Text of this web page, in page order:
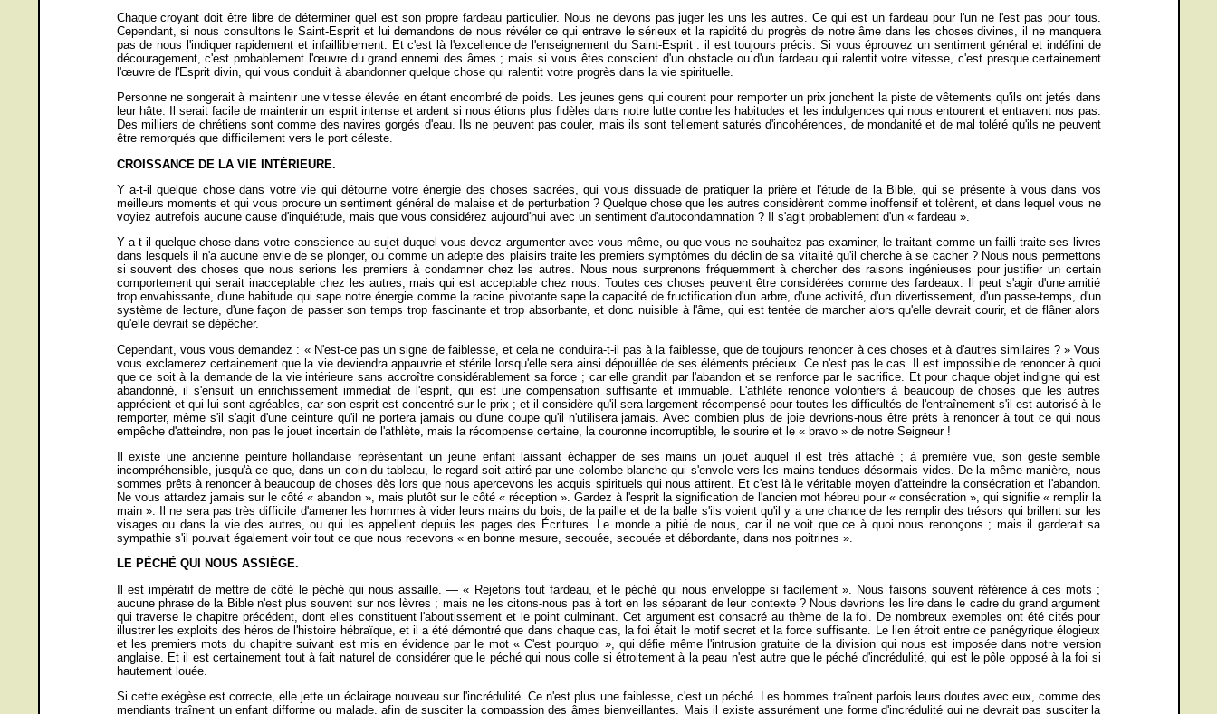
Chaque croyant doit être libre de déterminer quel est son propre fardeau particulier. Nous ne devons pas juger les uns les autres. Ce qui est un fardeau pour l'un ne l'est pas pour tous.
Cependant, si nous consultons le Saint-Esprit et lui demandons de nous révéler ce qui entrave le sérieux et la rapidité du progrès de notre âme dans les choses divines, il ne manquera
pas de nous l'indiquer rapidement et infailliblement. Et c'est là l'excellence de l'enseignement du Saint-Esprit : il est toujours précis. Si vous éprouvez un sentiment général et indéfini de
découragement, c'est probablement l'œuvre du grand ennemi des âmes ; mais si vous êtes conscient d'un obstacle ou d'un fardeau qui ralentit votre vitesse, c'est presque certainement
l'œuvre de l'Esprit divin, qui vous conduit à abandonner quelque chose qui ralentit votre progrès dans la vie spirituelle.
Personne ne songerait à maintenir une vitesse élevée en étant encombré de poids. Les jeunes gens qui courent pour remporter un prix jonchent la piste de vêtements qu'ils ont jetés dans
leur hâte. Il serait facile de maintenir un esprit intense et ardent si nous étions plus fidèles dans notre lutte contre les habitudes et les indulgences qui nous entourent et entravent nos pas.
Des milliers de chrétiens sont comme des navires gorgés d'eau. Ils ne peuvent pas couler, mais ils sont tellement saturés d'incohérences, de mondanité et de mal toléré qu'ils ne peuvent
être remorqués que difficilement vers le port céleste.
CROISSANCE DE LA VIE INTÉRIEURE.
Y a-t-il quelque chose dans votre vie qui détourne votre énergie des choses sacrées, qui vous dissuade de pratiquer la prière et l'étude de la Bible, qui se présente à vous dans vos
meilleurs moments et qui vous procure un sentiment général de malaise et de perturbation ? Quelque chose que les autres considèrent comme inoffensif et tolèrent, et dans lequel vous ne
voyiez autrefois aucune cause d'inquiétude, mais que vous considérez aujourd'hui avec un sentiment d'autocondamnation ? Il s'agit probablement d'un « fardeau ».
Y a-t-il quelque chose dans votre conscience au sujet duquel vous devez argumenter avec vous-même, ou que vous ne souhaitez pas examiner, le traitant comme un failli traite ses livres
dans lesquels il n'a aucune envie de se plonger, ou comme un adepte des plaisirs traite les premiers symptômes du déclin de sa vitalité qu'il cherche à se cacher ? Nous nous permettons
si souvent des choses que nous serions les premiers à condamner chez les autres. Nous nous surprenons fréquemment à chercher des raisons ingénieuses pour justifier un certain
comportement qui serait inacceptable chez les autres, mais qui est acceptable chez nous. Toutes ces choses peuvent être considérées comme des fardeaux. Il peut s'agir d'une amitié
trop envahissante, d'une habitude qui sape notre énergie comme la racine pivotante sape la capacité de fructification d'un arbre, d'une activité, d'un divertissement, d'un passe-temps, d'un
système de lecture, d'une façon de passer son temps trop fascinante et trop absorbante, et donc nuisible à l'âme, qui est tentée de marcher alors qu'elle devrait courir, et de flâner alors
qu'elle devrait se dépêcher.
Cependant, vous vous demandez : « N'est-ce pas un signe de faiblesse, et cela ne conduira-t-il pas à la faiblesse, que de toujours renoncer à ces choses et à d'autres similaires ? » Vous
vous exclamerez certainement que la vie deviendra appauvrie et stérile lorsqu'elle sera ainsi dépouillée de ses éléments précieux. Ce n'est pas le cas. Il est impossible de renoncer à quoi
que ce soit à la demande de la vie intérieure sans accroître considérablement sa force ; car elle grandit par l'abandon et se renforce par le sacrifice. Et pour chaque objet indigne qui est
abandonné, il s'ensuit un enrichissement immédiat de l'esprit, qui est une compensation suffisante et immuable. L'athlète renonce volontiers à beaucoup de choses que les autres
apprécient et qui lui sont agréables, car son esprit est concentré sur le prix ; et il considère qu'il sera largement récompensé pour toutes les difficultés de l'entraînement s'il est autorisé à le
remporter, même s'il s'agit d'une ceinture qu'il ne portera jamais ou d'une coupe qu'il n'utilisera jamais. Avec combien plus de joie devrions-nous être prêts à renoncer à tout ce qui nous
empêche d'atteindre, non pas le jouet incertain de l'athlète, mais la récompense certaine, la couronne incorruptible, le sourire et le « bravo » de notre Seigneur !
Il existe une ancienne peinture hollandaise représentant un jeune enfant laissant échapper de ses mains un jouet auquel il est très attaché ; à première vue, son geste semble
incompréhensible, jusqu'à ce que, dans un coin du tableau, le regard soit attiré par une colombe blanche qui s'envole vers les mains tendues désormais vides. De la même manière, nous
sommes prêts à renoncer à beaucoup de choses dès lors que nous apercevons les acquis spirituels qui nous attirent. Et c'est là le véritable moyen d'atteindre la consécration et l'abandon.
Ne vous attardez jamais sur le côté « abandon », mais plutôt sur le côté « réception ». Gardez à l'esprit la signification de l'ancien mot hébreu pour « consécration », qui signifie « remplir la
main ». Il ne sera pas très difficile d'amener les hommes à vider leurs mains du bois, de la paille et de la balle s'ils voient qu'il y a une chance de les remplir des trésors qui brillent sur les
visages ou dans la vie des autres, ou qui les appellent depuis les pages des Écritures. Le monde a pitié de nous, car il ne voit que ce à quoi nous renonçons ; mais il garderait sa
sympathie s'il pouvait également voir tout ce que nous recevons « en bonne mesure, secouée, secouée et débordante, dans nos poitrines ».
LE PÉCHÉ QUI NOUS ASSIÈGE.
Il est impératif de mettre de côté le péché qui nous assaille. — « Rejetons tout fardeau, et le péché qui nous enveloppe si facilement ». Nous faisons souvent référence à ces mots ;
aucune phrase de la Bible n'est plus souvent sur nos lèvres ; mais ne les citons-nous pas à tort en les séparant de leur contexte ? Nous devrions les lire dans le cadre du grand argument
qui traverse le chapitre précédent, dont elles constituent l'aboutissement et le point culminant. Cet argument est consacré au thème de la foi. De nombreux exemples ont été cités pour
illustrer les exploits des héros de l'histoire hébraïque, et il a été démontré que dans chaque cas, la foi était le motif secret et la force suffisante. Le lien étroit entre ce panégyrique élogieux
et les premiers mots du chapitre suivant est mis en évidence par le mot « C'est pourquoi », qui défie même l'intrusion gratuite de la division qui nous est imposée dans notre version
anglaise. Et il est certainement tout à fait naturel de considérer que le péché qui nous colle si étroitement à la peau n'est autre que le péché d'incrédulité, qui est le pôle opposé à la foi si
hautement louée.
Si cette exégèse est correcte, elle jette un éclairage nouveau sur l'incrédulité. Ce n'est plus une faiblesse, c'est un péché. Les hommes traînent parfois leurs doutes avec eux, comme des
mendiants traînent un enfant difforme ou malade, afin de susciter la compassion des âmes bienveillantes. Mais il existe assurément une forme d'incrédulité qui ne devrait pas susciter la